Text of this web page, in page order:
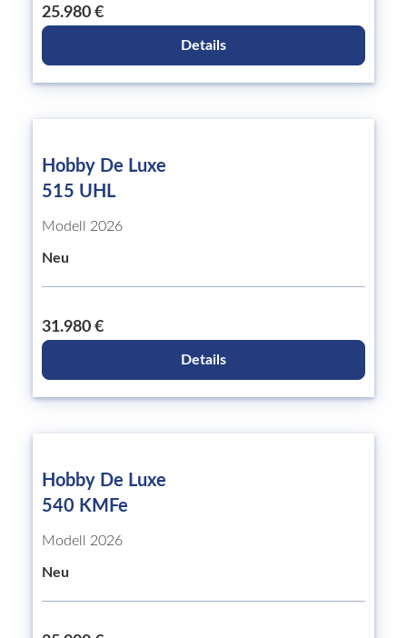
25.980 €
Details
Hobby De Luxe
515 UHL
Modell 2026
Neu
31.980 €
Details
Hobby De Luxe
540 KMFe
Modell 2026
Neu